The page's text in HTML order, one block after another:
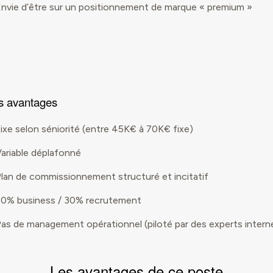
d’être sur un positionnement de marque « premium »
avantages
selon séniorité (entre 45K€ à 70K€ fixe)
déplafonné
de commissionnement structuré et incitatif
business / 30% recrutement
de management opérationnel (piloté par des experts